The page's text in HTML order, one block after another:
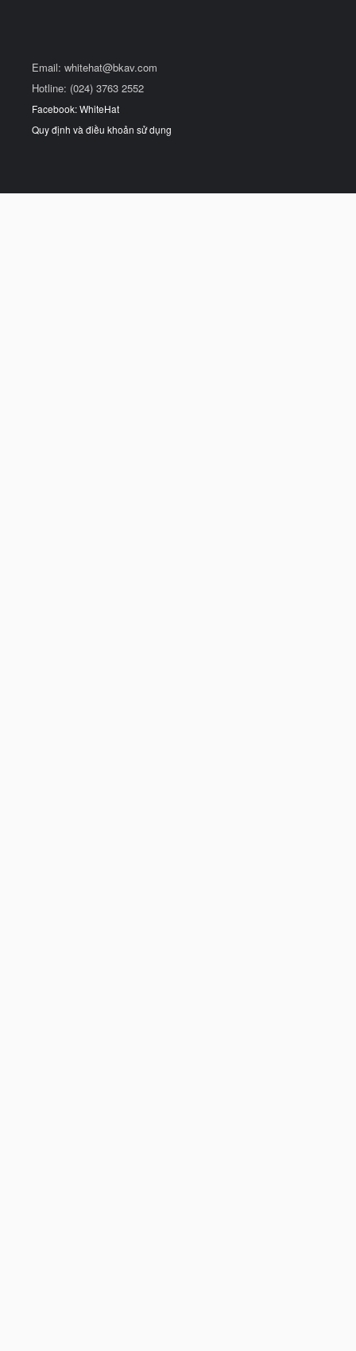
Email: whitehat@bkav.com
Hotline: (024) 3763 2552
Facebook: WhiteHat
Quy định và điều khoản sử dụng